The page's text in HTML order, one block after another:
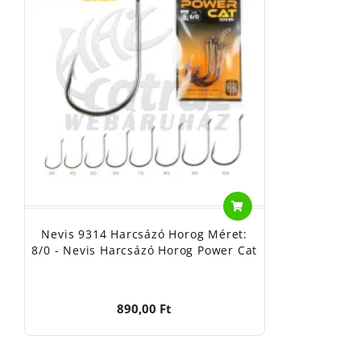
Nevis 9314 Harcsázó Horog Méret:
8/0 - Nevis Harcsázó Horog Power Cat
890,00 Ft